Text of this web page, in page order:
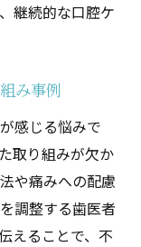
継続的な口腔ケ
み事例
感じる悩みで
取り組みが欠か
や痛みへの配慮
調整する歯医者
えることで、不